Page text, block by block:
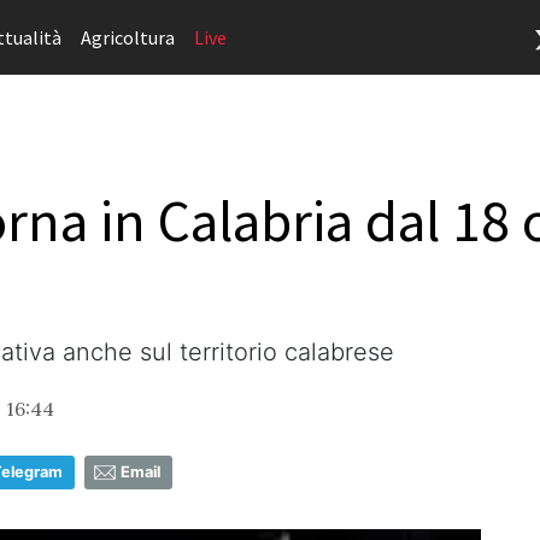
Agricoltura Live
in Calabria dal 18
anche sul territorio calabrese
16:44
Email